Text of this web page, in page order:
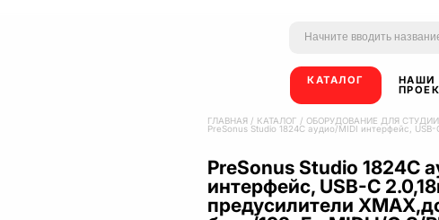
КАТАЛОГ НАШИ
ГЛАВНАЯ / КАТАЛОГ / ОБОРУДОВАНИЕ ДЛЯ СТУДИИ
PreSonus Studio 1824C аудио/MIDI интерфейс,
PreSonus Studio 1824C
интерфейс, USB-C
предусилители